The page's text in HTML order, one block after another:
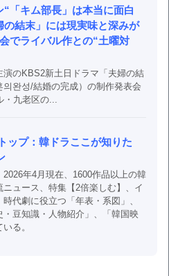
“「キム部長」は本当に面白
の結末」には現実味と深みが
でライバル作との“土曜対
演のKBS2新土日ドラマ「夫婦の結
의완성/結婚の完成）の制作発表会
・九老区の...
ップ：韓ドラここが知りた
2026年4月現在、1600作品以上の韓
ニュース、特集【2倍楽しむ】、イ
代劇に役立つ「年表・系図」、
・豆知識・人物紹介」、「韓国映
る。